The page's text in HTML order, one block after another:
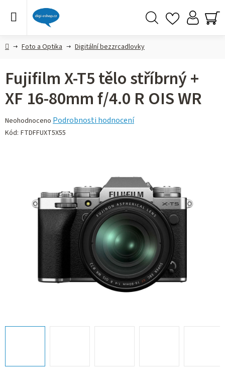
DomůFoto a Optika Digitální bezzrcadlovky
Fujifilm X-T5 tělo stříbrný +
XF 16-80mm f/4.0 R OIS WR
Průměrné
hodnocení
Neohodnoceno Podrobnosti hodnocení
Kód: FTDFFUXT5X55